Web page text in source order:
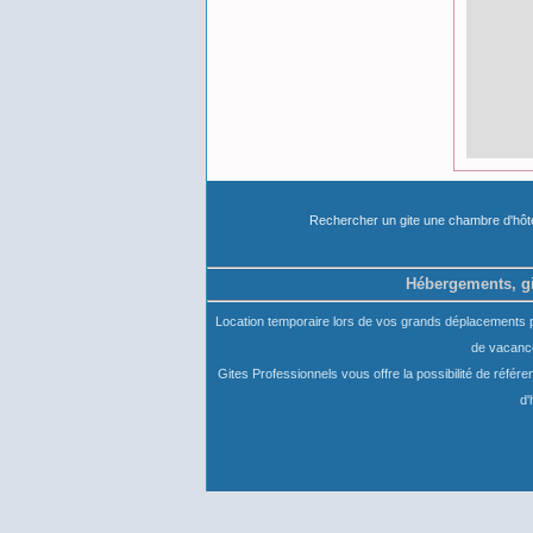
Rechercher un gite une chambre
Hébergements,
Location temporaire lors de vos grands
de
Gites Professionnels vous offre la possibilité de